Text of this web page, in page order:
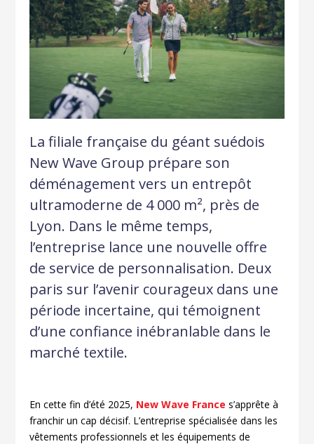
La filiale française du géant suédois
New Wave Group prépare son
déménagement vers un entrepôt
ultramoderne de 4 000 m², près de
Lyon. Dans le même temps,
l’entreprise lance une nouvelle offre
de service de personnalisation. Deux
paris sur l’avenir courageux dans une
période incertaine, qui témoignent
d’une confiance inébranlable dans le
marché textile.
En cette fin d’été 2025, New Wave France s’apprête à
franchir un cap décisif. L’entreprise spécialisée dans les
vêtements professionnels et les équipements de